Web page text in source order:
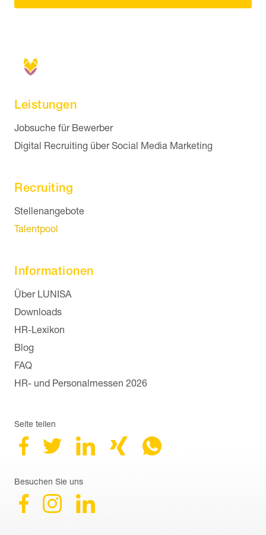
Leistungen
Navigation überspringen
Jobsuche für Bewerber
Digital Recruiting über Social Media Marketing
Recruiting
Navigation überspringen
Stellenangebote
Talentpool
Informationen
Navigation überspringen
Über LUNISA
Downloads
HR-Lexikon
Blog
FAQ
HR- und Personalmessen 2026
Seite teilen
Besuchen Sie uns